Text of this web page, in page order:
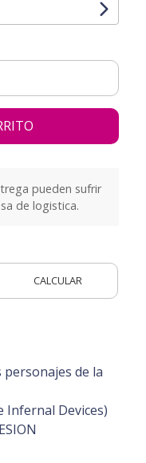
pueden sufrir
de logistica.
CALCULAR
personajes de la
Devices)